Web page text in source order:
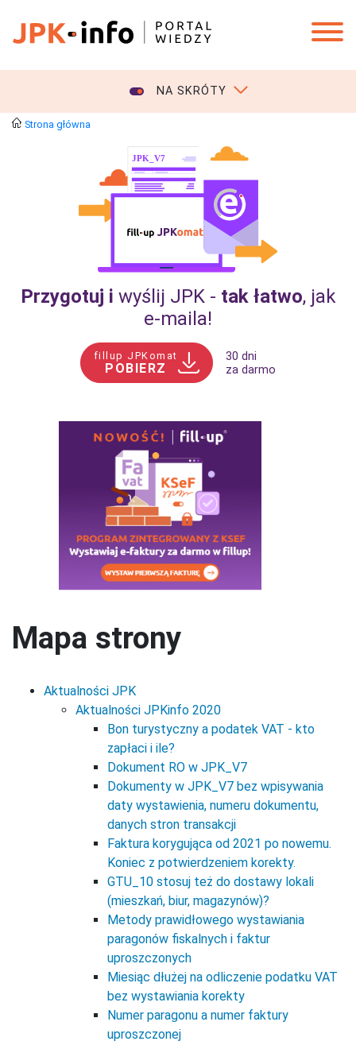
NA SKRÓTY
Strona główna
Przygotuj i wyślij JPK - tak łatwo, jak
e‑maila!
fillup JPKomat
POBIERZ
30 dni
za darmo
Mapa strony
Aktualności JPK
Aktualności JPKinfo 2020
Bon turystyczny a podatek VAT - kto
zapłaci i ile?
Dokument RO w JPK_V7
Dokumenty w JPK_V7 bez wpisywania
daty wystawienia, numeru dokumentu,
danych stron transakcji
Faktura korygująca od 2021 po nowemu.
Koniec z potwierdzeniem korekty.
GTU_10 stosuj też do dostawy lokali
(mieszkań, biur, magazynów)?
Metody prawidłowego wystawiania
paragonów fiskalnych i faktur
uproszczonych
Miesiąc dłużej na odliczenie podatku VAT
bez wystawiania korekty
Numer paragonu a numer faktury
uproszczonej